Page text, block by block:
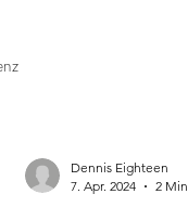
Dennis Eighteen
7. Apr. 2024
2